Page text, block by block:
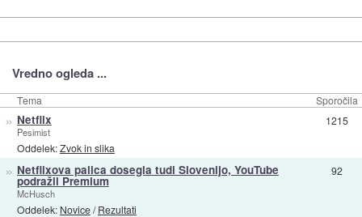
Vredno ogleda ...
Tema Sporočila
» Netflix
Pesimist
Oddelek:Zvok in slika
1215
» Netflixova palica dosegla tudi Slovenijo, YouTube
podražil Premium
McHusch
Oddelek: Novice/Rezultati
92